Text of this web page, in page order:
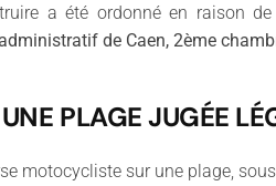
a été ordonné en raison
de Caen, 2ème
PLAGE JUGÉE
motocycliste sur une plage,